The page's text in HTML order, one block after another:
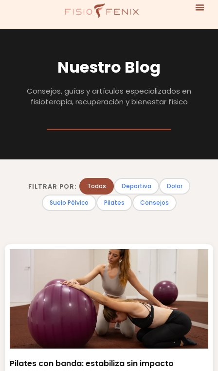
Nuestro Blog
Consejos, guías y artículos especializados en
fisioterapia, recuperación y bienestar físico
FILTRAR POR: Todos Deportiva
Dolor
Suelo Pélvico
Pilates Consejos
Pilates con banda: estabiliza sin impacto